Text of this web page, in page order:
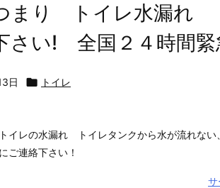
まり トイレ水漏れ
さい! 全国２４時間緊
日  トイレ
イレの水漏れ トイレタンクから水が流れない
ご連絡下さい！
サ